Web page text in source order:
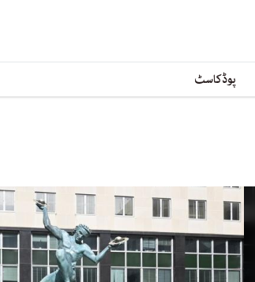
پوڈکاسٹ